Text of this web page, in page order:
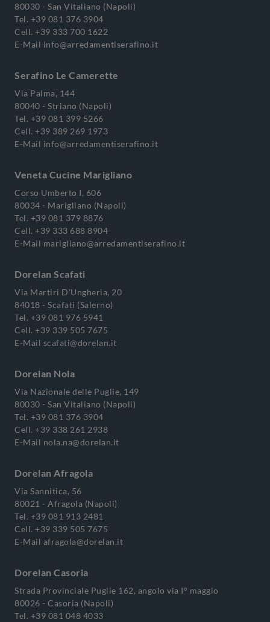
80030 - San Vitaliano (Napoli)
Tel. +39 081 376 3904
Cell. +39 333 700 1622
E-Mail info@arredamentiserafino.it
Serafino Le Camerette
Via Palma, 144
80040 - Striano (Napoli)
Tel. +39 081 399 5266
Cell. +39 389 269 1973
E-Mail info@arredamentiserafino.it
Veneta Cucine Marigliano
Corso Umberto I, 606
80034 - Marigliano (Napoli)
Tel. +39 081 379 8876
Cell. +39 333 688 8904
E-Mail marigliano@arredamentiserafino.it
Dorelan Scafati
Via Martiri D'Ungheria, 20
84018 - Scafati (Salerno)
Tel. +39 081 976 5941
Cell. +39 339 505 7675
E-Mail scafati@dorelan.it
Dorelan Nola
Via Nazionale delle Puglie, 149
80030 - San Vitaliano (Napoli)
Tel. +39 081 376 3904
Cell. +39 338 261 2938
E-Mail nola.na@dorelan.it
Dorelan Afragola
Via Sannitica, 56
80021 - Afragola (Napoli)
Tel. +39 081 913 2481
Cell. +39 339 505 7675
E-Mail afragola@dorelan.it
Dorelan Casoria
Strada Provinciale Puglie 162, angolo via I° maggio
80026 - Casoria (Napoli)
Tel. +39 081 048 4033